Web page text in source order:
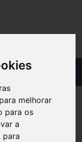
melhorar
para os
a
para